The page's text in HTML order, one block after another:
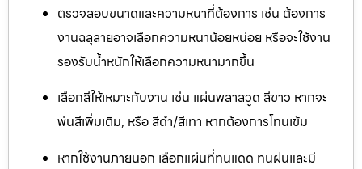
ตรวจสอบขนาดและความหนาที่ต้องการ เช่น ต้องการ
งานฉลุลายอาจเลือกความหนาน้อยหน่อย หรือจะใช้งาน
รองรับน้ำหนักให้เลือกความหนามากขึ้น
เลือกสีให้เหมาะกับงาน เช่น แผ่นพลาสวูด สีขาว หากจะ
พ่นสีเพิ่มเติม, หรือ สีดำ/สีเทา หากต้องการโทนเข้ม
หากใช้งานภายนอก เลือกแผ่นที่ทนแดด ทนฝนและมี